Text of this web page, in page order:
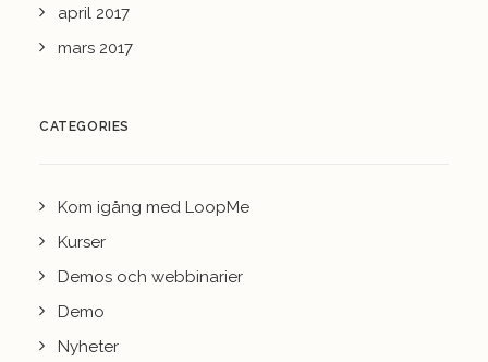
april 2017
mars 2017
CATEGORIES
Kom igång med LoopMe
Kurser
Demos och webbinarier
Demo
Nyheter